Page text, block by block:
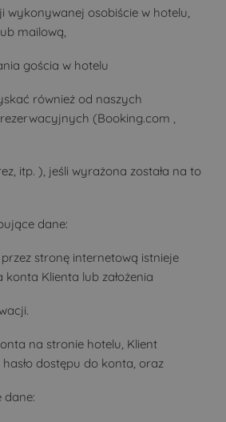
wykonywanej osobiście w hotelu,
mailową,
gościa w hotelu
również od naszych
(Booking.com ,
itp. ), jeśli wyrażona została na to
dane:
stronę internetową istnieje
konta Klienta lub założenia
na stronie hotelu, Klient
dostępu do konta, oraz
dane: